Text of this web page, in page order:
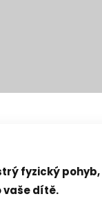
fyzický
vaše dítě.